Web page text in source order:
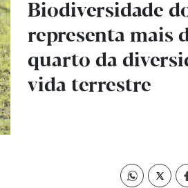
Biodiversidade
representa mais
quarto da
vida terrestre